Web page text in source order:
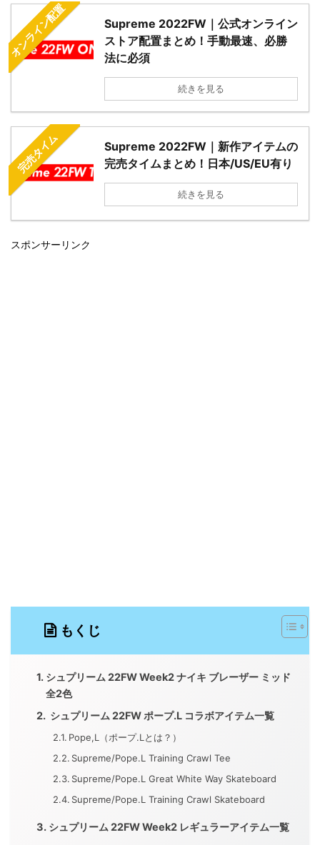
オンライン配置
Supreme 2022FW｜公式オンライン
ストア配置まとめ！手動最速、必勝
法に必須
続きを見る
完売タイム
Supreme 2022FW｜新作アイテムの
完売タイムまとめ！日本/US/EU有り
続きを見る
スポンサーリンク
もくじ
シュプリーム 22FW Week2 ナイキ ブレーザー ミッド
全2色
シュプリーム 22FW ポープ.L コラボアイテム一覧
Pope,L（ポープ.Lとは？）
Supreme/Pope.L Training Crawl Tee
Supreme/Pope.L Great White Way Skateboard
Supreme/Pope.L Training Crawl Skateboard
シュプリーム 22FW Week2 レギュラーアイテム一覧